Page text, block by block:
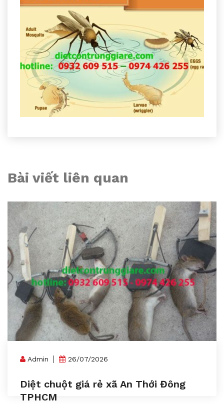
Bài viết liên quan
Admin 26/07/2026
Diệt chuột giá rẻ xã An Thới Đông
TPHCM